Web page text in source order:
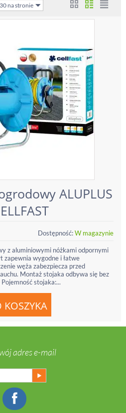
30 na stronie
ALUPLUS
Dostępność:W magazynie
z aluminiowymi nóżkami odpornymi
zapewnia wygodne i łatwe
węża zabezpiecza przed
Montaż stojaka odbywa się bez
stojaka:...
adres e-mail